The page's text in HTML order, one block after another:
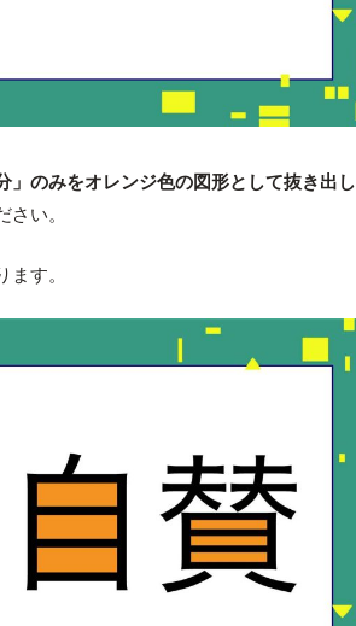
」のみをオレンジ色の図形として抜き出し
い。
ます。